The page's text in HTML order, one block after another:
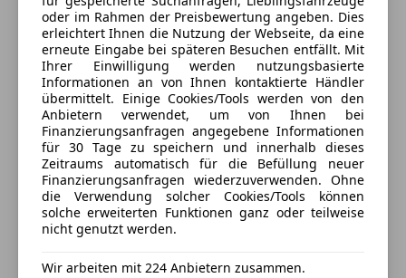
Deine Nachricht
Eintauschwagen: Kaufen und verkaufen in nur einem
Schritt
oder im Rahmen der Preisbewertung angeben. Dies
erleichtert Ihnen die Nutzung der Webseite, da eine
erneute Eingabe bei späteren Besuchen entfällt. Mit
Ihrer Einwilligung werden nutzungsbasierte
Informationen an von Ihnen kontaktierte Händler
übermittelt. Einige Cookies/Tools werden von den
Anbietern verwendet, um von Ihnen bei
Finanzierungsanfragen angegebene Informationen
für 30 Tage zu speichern und innerhalb dieses
Zeitraums automatisch für die Befüllung neuer
Finanzierungsanfragen wiederzuverwenden. Ohne
die Verwendung solcher Cookies/Tools können
solche erweiterten Funktionen ganz oder teilweise
nicht genutzt werden.
Wir arbeiten mit 224 Anbietern zusammen.